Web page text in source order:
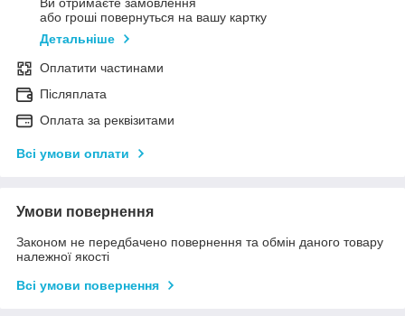
Ви отримаєте замовлення
або гроші повернуться на вашу картку
Детальніше
Оплатити частинами
Післяплата
Оплата за реквізитами
Всі умови оплати
Умови повернення
Законом не передбачено повернення та обмін даного товару
належної якості
Всі умови повернення